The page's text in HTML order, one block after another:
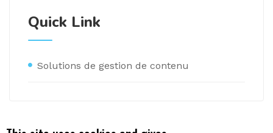
Quick Link
Solutions de gestion de contenu